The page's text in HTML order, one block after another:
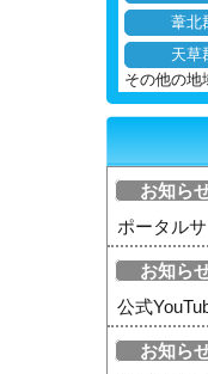
葦北
天草
その他の地
お知ら
ポータル
お知ら
公式
お知ら